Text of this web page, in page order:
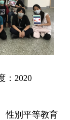
：2020
性別平等教育